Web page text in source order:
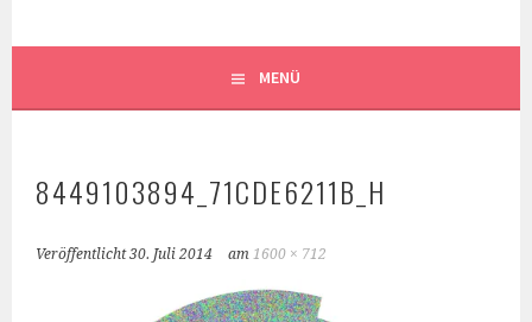
MENÜ
8449103894_71CDE6211B_H
Veröffentlicht30. Juli 2014 am1600 × 712